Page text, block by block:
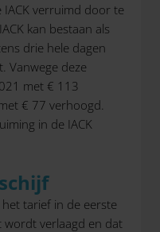
verruimd door te
kan bestaan als
drie hele dagen
Vanwege deze
met € 113
€ 77 verhoogd.
in de IACK
tarief in de eerste
wordt verlaagd en dat